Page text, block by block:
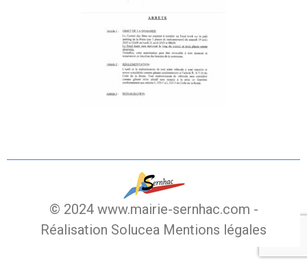
© 2024 www.mairie-sernhac.com -
Réalisation Solucea Mentions légales